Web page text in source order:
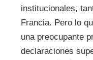
institucionales,
Francia. Pero lo
una preocupante
declaraciones